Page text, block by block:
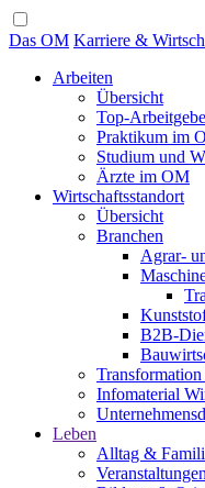
Das OM Karriere &
Arbeiten
Übersicht
Top-
Praktikum im
Studium und
Ärzte im OM
Wirtschaftsstandort
Übersicht
Branchen
Agrar-
B2B-
Infomaterial
Leben
Alltag &
Veranstaltungen